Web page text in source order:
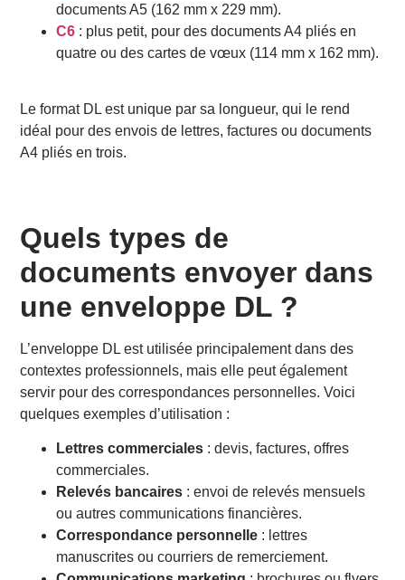
documents A5 (162 mm x 229 mm).
C6 : plus petit, pour des documents A4 pliés en
quatre ou des cartes de vœux (114 mm x 162 mm).
Le format DL est unique par sa longueur, qui le rend
idéal pour des envois de lettres, factures ou documents
A4 pliés en trois.
Quels types de
documents envoyer dans
une enveloppe DL ?
L’enveloppe DL est utilisée principalement dans des
contextes professionnels, mais elle peut également
servir pour des correspondances personnelles. Voici
quelques exemples d’utilisation :
Lettres commerciales : devis, factures, offres
commerciales.
Relevés bancaires : envoi de relevés mensuels
ou autres communications financières.
Correspondance personnelle : lettres
manuscrites ou courriers de remerciement.